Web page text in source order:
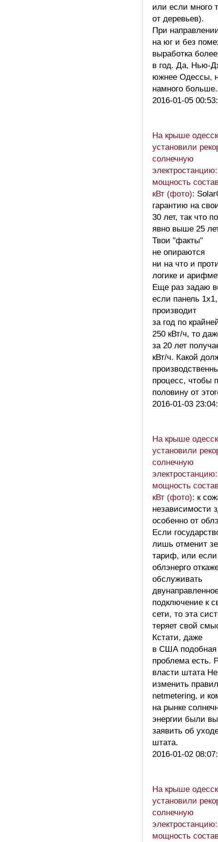
или если много
от деревьев).
При
на юг и без
выработка
в год. Да, Нью-
южнее Одессы,
намного
2016-01-05
На крыше
установили
солнечную
мощность
кВт (фото):
гарантию на
30 лет, так что
явно выше 25
Твои "факты"
не опираются
ни на что и
логике и
Еще раз задаю
если панель
производит
за год по
250 кВт/ч, то
за 20 лет
кВт/ч. Какой
процесс, чтобы
половину от
2016-01-03
На крыше
установили
солнечную
мощность
кВт (фото): к
независимости
особенно от
Если
лишь отменит
тариф, или если
облэнерго
обслуживать
подключение к
сети, то эта
теряет свой
Кстати, даже
в США подобная
проблема есть.
власти штата
изменить
netmetering, и
на рынке
энергии были
заявить об
штата.
2016-01-02
На крыше
установили
солнечную
мощность